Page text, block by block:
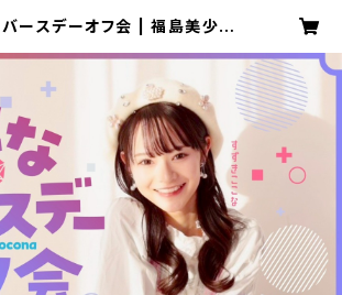
バースデーオフ会 | 福島美少女